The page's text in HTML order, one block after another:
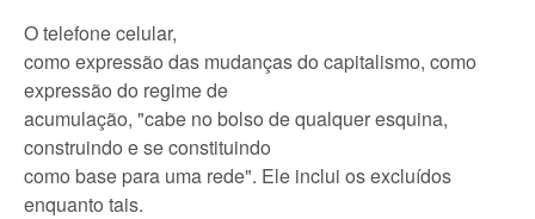
O telefone celular,
como expressão das mudanças do capitalismo, como
expressão do regime de
acumulação, "cabe no bolso de qualquer esquina,
construindo e se constituindo
como base para uma rede". Ele inclui os excluídos
enquanto tais.